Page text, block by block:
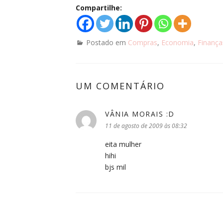
Compartilhe:
Postado em Compras, Economia,
UM COMENTÁRIO
VÂNIA MORAIS :D
11 de agosto de 2009 às 08:32
eita mulher
hihi
bjs mil